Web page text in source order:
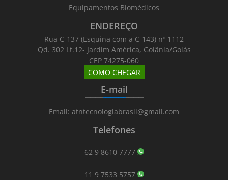
Equipamentos Biomédicos
ENDEREÇO
Rua C-137 (Esquina com a C-143) nº 1112
Qd. 302 Lt.12- Jardim América, Goiânia/Goiás
CEP 74275-060
COMO CHEGAR
_______________________
E-mail
_______________________
Email: atntecnologiabrasil@gmail.com
Telefones
_______________________
62 9 8610 7777
11 9 7533 5757